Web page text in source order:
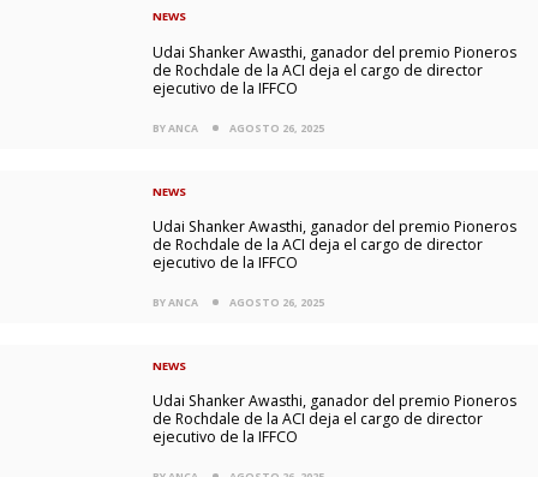
NEWS
Udai Shanker Awasthi, ganador del premio Pioneros
de Rochdale de la ACI deja el cargo de director
ejecutivo de la IFFCO
BY ANCA AGOSTO 26, 2025
NEWS
Udai Shanker Awasthi, ganador del premio Pioneros
de Rochdale de la ACI deja el cargo de director
ejecutivo de la IFFCO
BY ANCA AGOSTO 26, 2025
NEWS
Udai Shanker Awasthi, ganador del premio Pioneros
de Rochdale de la ACI deja el cargo de director
ejecutivo de la IFFCO